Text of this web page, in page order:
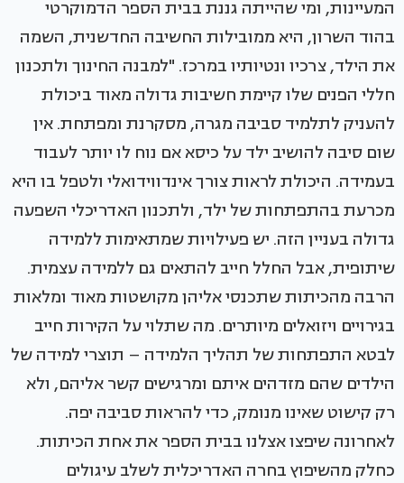
המעיינות, ומי שהייתה גננת בבית הספר הדמוקרטי
בהוד השרון, היא ממובילות החשיבה החדשנית, השמה
את הילד, צרכיו ונטיותיו במרכז. "למבנה החינוך ולתכנון
חללי הפנים שלו קיימת חשיבות גדולה מאוד ביכולת
להעניק לתלמיד סביבה מגרה, מסקרנת ומפתחת. אין
שום סיבה להושיב ילד על כיסא אם נוח לו יותר לעבוד
בעמידה. היכולת לראות צורך אינדווידואלי ולטפל בו היא
מכרעת בהתפתחות של ילד, ולתכנון האדריכלי השפעה
גדולה בעניין הזה. יש פעילויות שמתאימות ללמידה
שיתופית, אבל החלל חייב להתאים גם ללמידה עצמית.
הרבה מהכיתות שתכנסי אליהן מקושטות מאוד ומלאות
בגירויים ויזואלים מיותרים. מה שתלוי על הקירות חייב
לבטא התפתחות של תהליך הלמידה – תוצרי למידה של
הילדים שהם מזדהים איתם ומרגישים קשר אליהם, ולא
רק קישוט שאינו מנומק, כדי להראות סביבה יפה.
לאחרונה שיפצו אצלנו בבית הספר את אחת הכיתות.
כחלק מהשיפוץ בחרה האדריכלית לשלב עיגולים